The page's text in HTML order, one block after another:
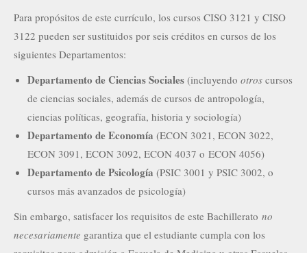
Para propósitos de este currículo, los cursos CISO 3121 y CISO
3122 pueden ser sustituidos por seis créditos en cursos de los
siguientes Departamentos:
Departamento de Ciencias Sociales (incluyendo otros cursos
de ciencias sociales, además de cursos de antropología,
ciencias políticas, geografía, historia y sociología)
Departamento de Economía (ECON 3021, ECON 3022,
ECON 3091, ECON 3092, ECON 4037 o ECON 4056)
Departamento de Psicología (PSIC 3001 y PSIC 3002, o
cursos más avanzados de psicología)
Sin embargo, satisfacer los requisitos de este Bachillerato no
necesariamente garantiza que el estudiante cumpla con los